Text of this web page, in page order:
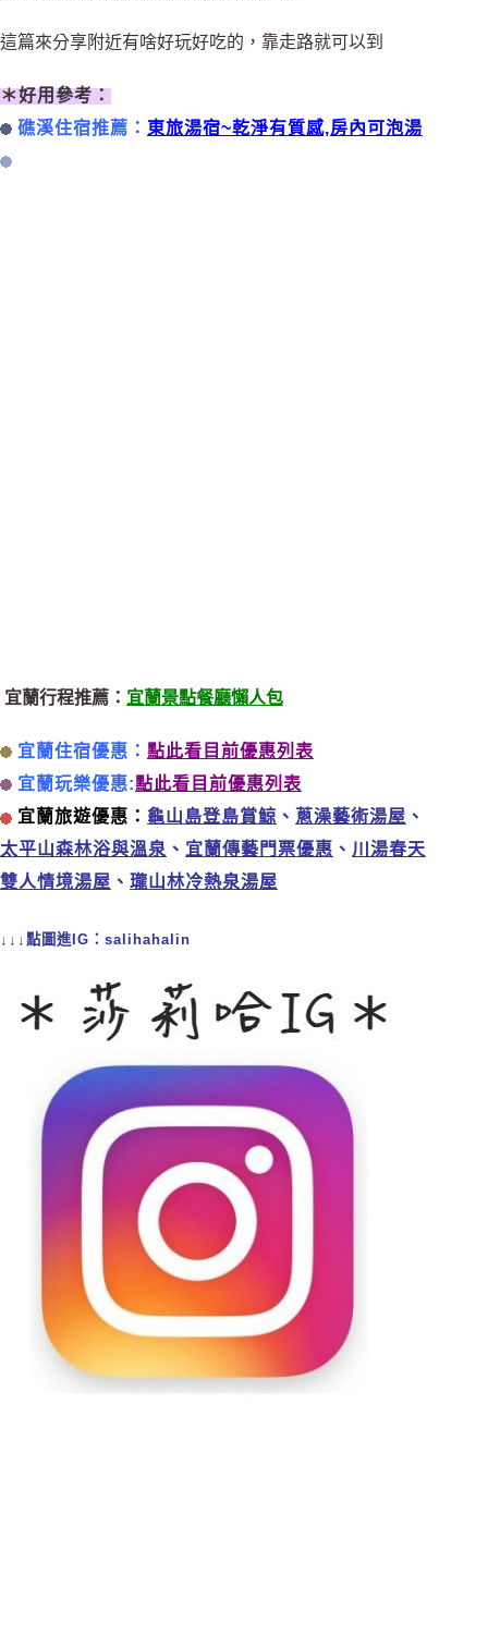
這篇來分享附近有啥好玩好吃的，靠走路就可以到
＊好用參考：
礁溪住宿推薦： 東旅湯宿~乾淨有質感,房內可泡湯
宜蘭行程推薦： 宜蘭景點餐廳懶人包
宜蘭住宿優惠： 點此看目前優惠列表
宜蘭玩樂優惠:點此看目前優惠列表
宜蘭旅遊優惠： 龜山島登島賞鯨 、 蔥澡藝術湯屋 、
太平山森林浴與溫泉 、 宜蘭傳藝門票優惠 、 川湯春天
雙人情境湯屋 、 瓏山林冷熱泉湯屋
↓↓↓點圖進IG：salihahalin